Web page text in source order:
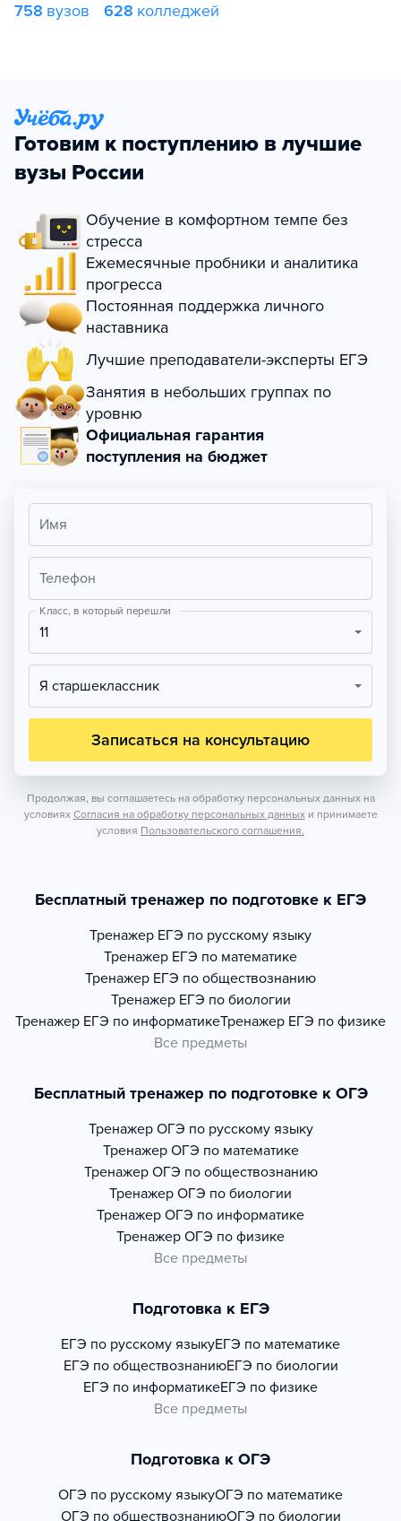
758 вузов 628 колледжей
Готовим к поступлению в лучшие
вузы России
Обучение в комфортном темпе без
стресса
Ежемесячные пробники и аналитика
прогресса
Постоянная поддержка личного
наставника
Лучшие преподаватели-эксперты ЕГЭ
Занятия в небольших группах по
уровню
Официальная гарантия
поступления на бюджет
Имя
Телефон
Класс, в который перешли
11
Я старшеклассник
Записаться на консультацию
Продолжая, вы соглашаетесь на обработку персональных данных на
условиях Согласия на обработку персональных данных и принимаете
условия Пользовательского соглашения.
Бесплатный тренажер по подготовке к ЕГЭ
Тренажер ЕГЭ по русскому языку
Тренажер ЕГЭ по математике
Тренажер ЕГЭ по обществознанию
Тренажер ЕГЭ по биологии
Тренажер ЕГЭ по информатикеТренажер ЕГЭ по физике
Все предметы
Бесплатный тренажер по подготовке к ОГЭ
Тренажер ОГЭ по русскому языку
Тренажер ОГЭ по математике
Тренажер ОГЭ по обществознанию
Тренажер ОГЭ по биологии
Тренажер ОГЭ по информатике
Тренажер ОГЭ по физике
Все предметы
Подготовка к ЕГЭ
ЕГЭ по русскому языкуЕГЭ по математике
ЕГЭ по обществознаниюЕГЭ по биологии
ЕГЭ по информатикеЕГЭ по физике
Все предметы
Подготовка к ОГЭ
ОГЭ по русскому языкуОГЭ по математике
ОГЭ по обществознаниюОГЭ по биологии